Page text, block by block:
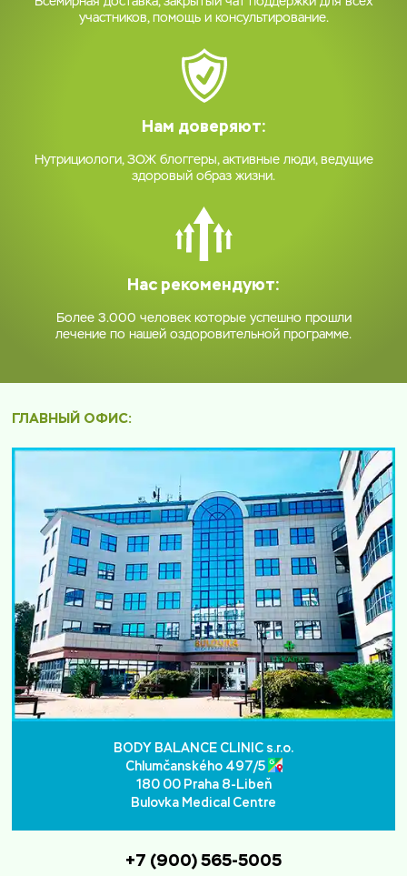
участников, помощь и консультирование.
Нам доверяют:
Нутрициологи, ЗОЖ блоггеры, активные люди, ведущие
здоровый образ жизни.
Нас рекомендуют:
Более 3.000 человек которые успешно прошли
лечение по нашей оздоровительной программе.
ГЛАВНЫЙ ОФИС:
BODY BALANCE CLINIC s.r.o.
Chlumčanského 497/5
180 00 Praha 8-Libeň
Bulovka Medical Centre
+7 (900) 565-5005